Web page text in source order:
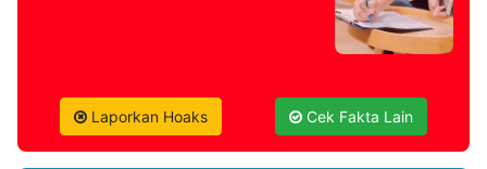
Laporkan Hoaks Cek Fakta Lain